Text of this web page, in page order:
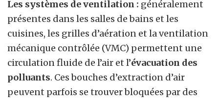
Les systèmes de ventilation : généralement
présentes dans les salles de bains et les
cuisines, les grilles d’aération et la ventilation
mécanique contrôlée (VMC) permettent une
circulation fluide de l’air et l’évacuation des
polluants. Ces bouches d’extraction d’air
peuvent parfois se trouver bloquées par des